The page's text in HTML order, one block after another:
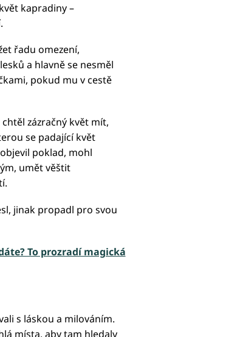
kapradiny –
řadu omezení,
a hlavně se nesměl
pokud mu v cestě
zázračný květ mít,
se padající květ
poklad, mohl
umět věštit
jinak propadl pro svou
To prozradí magická
s láskou a milováním.
místa, aby tam hledaly